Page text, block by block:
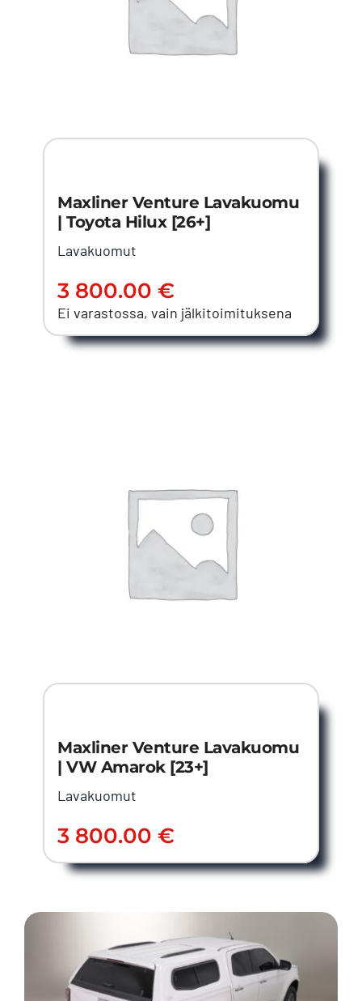
Maxliner Venture Lavakuomu
| Toyota Hilux [26+]
Lavakuomut
3 800.00€
Ei varastossa, vain jälkitoimituksena
Maxliner Venture Lavakuomu
| VW Amarok [23+]
Lavakuomut
3 800.00€